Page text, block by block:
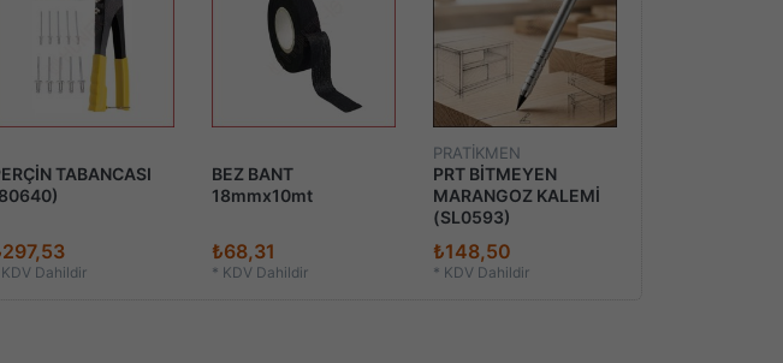
TABANCASI
KDV Dahildir
BEZ BANT
18mmx10mt
₺68,31
* KDV Dahildir
PRATİKMEN
PRT BİTMEYEN
MARANGOZ KALEMİ
(SL0593)
₺148,50
* KDV Dahildir